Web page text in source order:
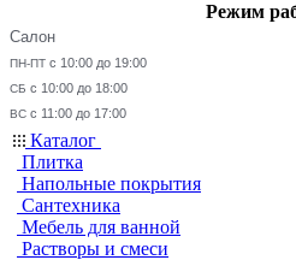
Режим
Салон
ПН-ПТ с 10:00 до 19:00
СБ с 10:00 до 18:00
ВС с 11:00 до 17:00
Каталог
Плитка
Напольные покрытия
Сантехника
Мебель для ванной
Растворы и смеси